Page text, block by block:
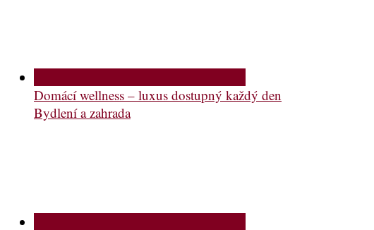
Domácí wellness – luxus dostupný každý den
Bydlení a zahrada